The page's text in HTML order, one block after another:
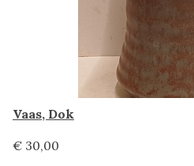
Vaas, Dok
€ 30,00